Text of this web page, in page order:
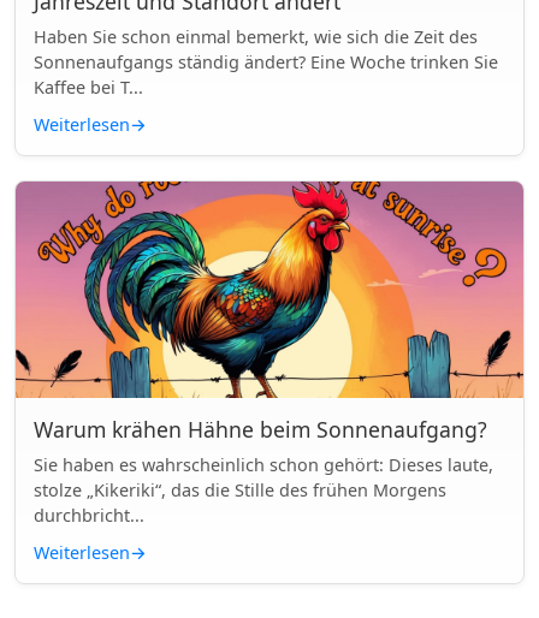
Haben Sie schon einmal bemerkt, wie sich die Zeit des
Sonnenaufgangs ständig ändert? Eine Woche trinken Sie
Kaffee bei T...
Weiterlesen→
Warum krähen Hähne beim Sonnenaufgang?
Sie haben es wahrscheinlich schon gehört: Dieses laute,
stolze „Kikeriki“, das die Stille des frühen Morgens
durchbricht...
Weiterlesen→